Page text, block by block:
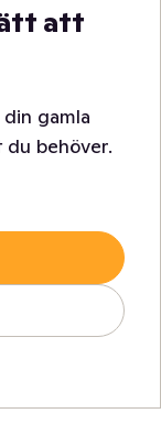
att
gamla
du behöver.